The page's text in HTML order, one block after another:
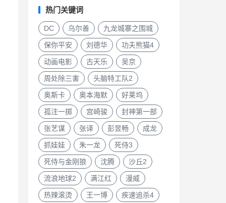
热门关键词
DC 乌尔善 九龙城寨之围城
保你平安 刘德华 功夫熊猫4
动画电影 古天乐 吴京
周处除三害 头脑特工队2
奥斯卡 奥本海默 好莱坞
孤注一掷 宫崎骏 封神第一部
张艺谋 张译 彭昱畅 成龙
抓娃娃 朱一龙 死侍3
死侍与金刚狼 沈腾 沙丘2
流浪地球2 满江红 漫威
热辣滚烫 王一博 疾速追杀4